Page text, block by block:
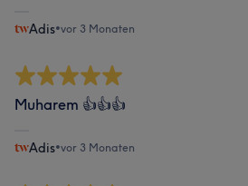
Adis•vor 3 Monaten
Muharem 👍👍👍
Adis•vor 3 Monaten